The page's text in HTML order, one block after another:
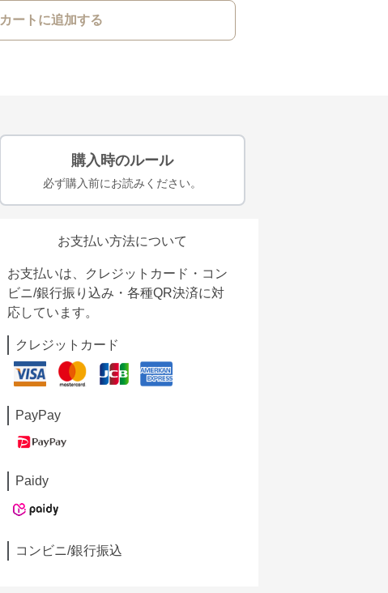
カートに追加する
購入時のルール
必ず購入前にお読みください。
お支払い方法について
お支払いは、クレジットカード・コン
ビニ/銀行振り込み・各種QR決済に対
応しています。
クレジットカード
PayPay
Paidy
コンビニ/銀行振込